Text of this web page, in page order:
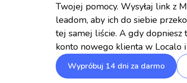
Twojej pomocy. Wysyłaj link z
leadom, aby ich do siebie
tej samej liście. A gdy dopniesz
konto nowego klienta w Localo
Wypróbuj 14 dni za darmo